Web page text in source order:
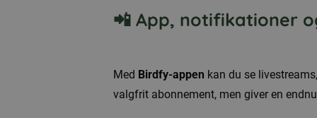
📲 App, notifikationer
Med Birdfy-appen kan du se
valgfrit abonnement, men giver en